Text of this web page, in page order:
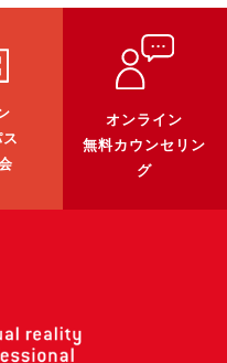
修
Hub』2025年4月発売
オンライン
無料カウンセリン
グ